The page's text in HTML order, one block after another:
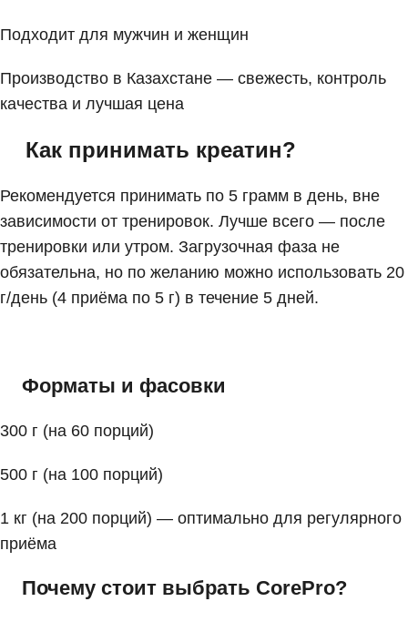
Подходит для мужчин и женщин
Производство в Казахстане — свежесть, контроль
качества и лучшая цена
Как принимать креатин?
Рекомендуется принимать по 5 грамм в день, вне
зависимости от тренировок. Лучше всего — после
тренировки или утром. Загрузочная фаза не
обязательна, но по желанию можно использовать 20
г/день (4 приёма по 5 г) в течение 5 дней.
Форматы и фасовки
300 г (на 60 порций)
500 г (на 100 порций)
1 кг (на 200 порций) — оптимально для регулярного
приёма
Почему стоит выбрать CorePro?